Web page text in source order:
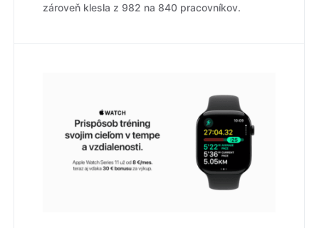
zároveň klesla z 982 na 840 pracovníkov.